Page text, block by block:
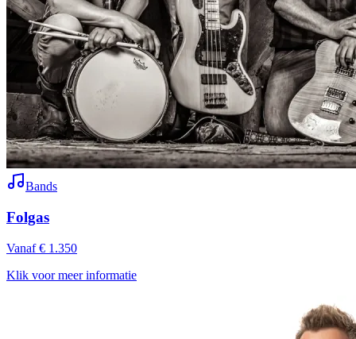
Bands
Folgas
Vanaf € 1.350
Klik voor meer informatie